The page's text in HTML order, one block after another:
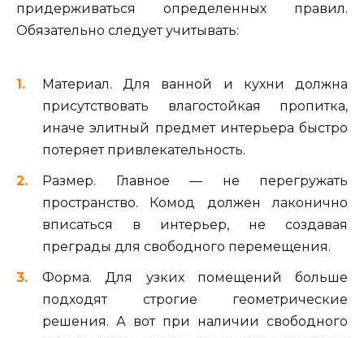
придерживаться определенных правил.
Обязательно следует учитывать:
Материал. Для ванной и кухни должна
присутствовать влагостойкая пропитка,
иначе элитный предмет интерьера быстро
потеряет привлекательность.
Размер. Главное — не перегружать
пространство. Комод должен лаконично
вписаться в интерьер, не создавая
преграды для свободного перемещения.
Форма. Для узких помещений больше
подходят строгие геометрические
решения. А вот при наличии свободного